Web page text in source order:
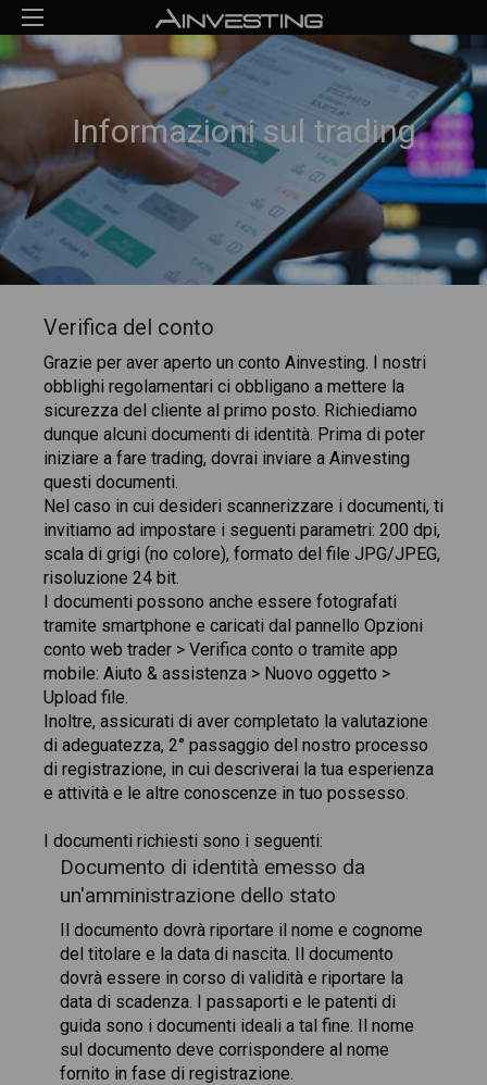
Informazioni sul trading
Verifica del conto
Grazie per aver aperto un conto Ainvesting. I nostri
obblighi regolamentari ci obbligano a mettere la
sicurezza del cliente al primo posto. Richiediamo
dunque alcuni documenti di identità. Prima di poter
iniziare a fare trading, dovrai inviare a Ainvesting
questi documenti.
Nel caso in cui desideri scannerizzare i documenti, ti
invitiamo ad impostare i seguenti parametri: 200 dpi,
scala di grigi (no colore), formato del file JPG/JPEG,
risoluzione 24 bit.
I documenti possono anche essere fotografati
tramite smartphone e caricati dal pannello Opzioni
conto web trader > Verifica conto o tramite app
mobile: Aiuto & assistenza > Nuovo oggetto >
Upload file.
Inoltre, assicurati di aver completato la valutazione
di adeguatezza, 2° passaggio del nostro processo
di registrazione, in cui descriverai la tua esperienza
e attività e le altre conoscenze in tuo possesso.
I documenti richiesti sono i seguenti:
Documento di identità emesso da
un'amministrazione dello stato
Il documento dovrà riportare il nome e cognome
del titolare e la data di nascita. Il documento
dovrà essere in corso di validità e riportare la
data di scadenza. I passaporti e le patenti di
guida sono i documenti ideali a tal fine. Il nome
sul documento deve corrispondere al nome
fornito in fase di registrazione.